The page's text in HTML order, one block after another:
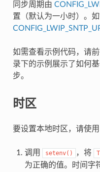
同步周期由
置（默认为一小时）。
如需查看示例代码，请
录下的示例展示了如何
步。
时区
要设置本地时区，请使用
调用 setenv() ，将
为正确的值。时间字